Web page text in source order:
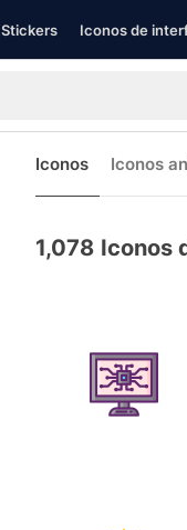
Stickers Iconos de
Iconos Iconos
1,078 Iconos